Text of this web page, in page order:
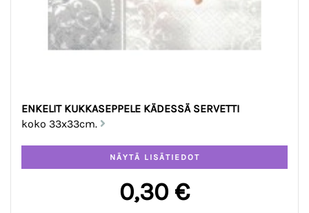
ENKELIT KUKKASEPPELE KÄDESSÄ SERVETTI
koko 33x33cm.
0,30 €